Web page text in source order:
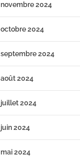
novembre 2024
octobre 2024
septembre 2024
août 2024
juillet 2024
juin 2024
mai 2024